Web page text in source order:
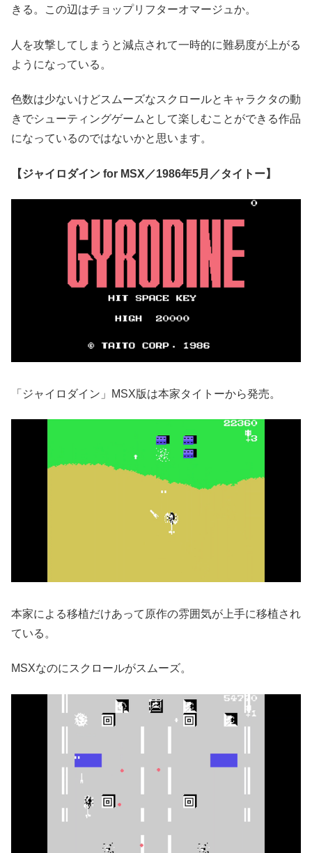
きる。この辺はチョップリフターオマージュか。
人を攻撃してしまうと減点されて一時的に難易度が上がる
ようになっている。
色数は少ないけどスムーズなスクロールとキャラクタの動
きでシューティングゲームとして楽しむことができる作品
になっているのではないかと思います。
【ジャイロダイン for MSX／1986年5月／タイトー】
「ジャイロダイン」MSX版は本家タイトーから発売。
本家による移植だけあって原作の雰囲気が上手に移植され
ている。
MSXなのにスクロールがスムーズ。